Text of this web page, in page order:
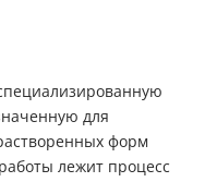
для
форм
лежит процесс